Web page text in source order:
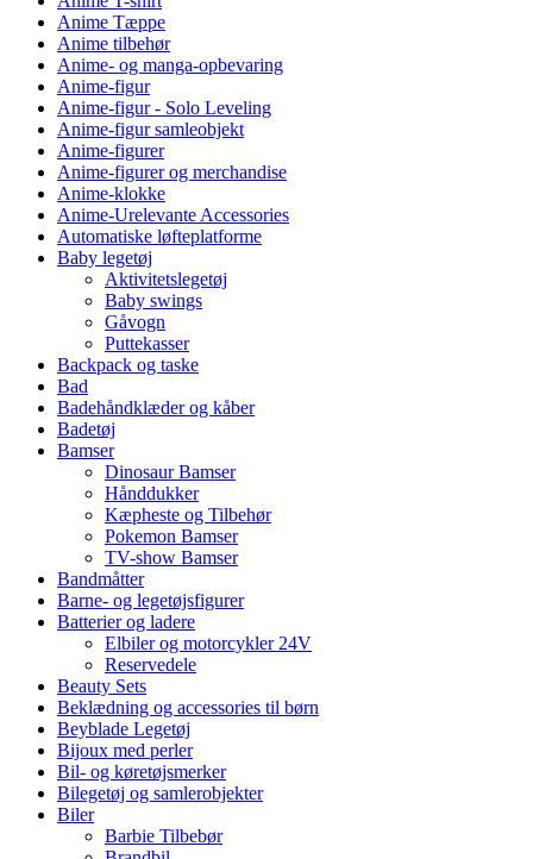
Anime Tæppe
Anime tilbehør
Anime- og manga-opbevaring
Anime-figur
Anime-figur - Solo Leveling
Anime-figur samleobjekt
Anime-figurer
Anime-figurer og merchandise
Anime-klokke
Anime-Urelevante Accessories
Automatiske løfteplatforme
Baby legetøj
Aktivitetslegetøj
Baby swings
Gåvogn
Puttekasser
Backpack og taske
Bad
Badehåndklæder og kåber
Badetøj
Bamser
Dinosaur Bamser
Hånddukker
Kæpheste og Tilbehør
Pokemon Bamser
TV-show Bamser
Bandmåtter
Barne- og legetøjsfigurer
Batterier og ladere
Elbiler og motorcykler 24V
Reservedele
Beauty Sets
Beklædning og accessories til børn
Beyblade Legetøj
Bijoux med perler
Bil- og køretøjsmerker
Bilegetøj og samlerobjekter
Biler
Barbie Tilbebør